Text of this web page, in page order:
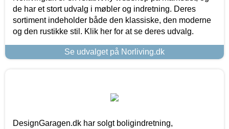
de har et stort udvalg i møbler og indretning. Deres
sortiment indeholder både den klassiske, den moderne
og den rustikke stil. Klik her for at se deres udvalg.
Se udvalget på Norliving.dk
DesignGaragen.dk har solgt boligindretning,